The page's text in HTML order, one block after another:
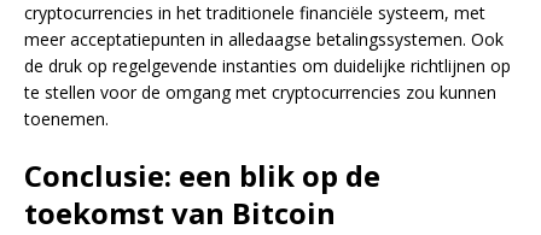
cryptocurrencies in het traditionele financiële systeem, met
meer acceptatiepunten in alledaagse betalingssystemen. Ook
de druk op regelgevende instanties om duidelijke richtlijnen op
te stellen voor de omgang met cryptocurrencies zou kunnen
toenemen.
Conclusie: een blik op de
toekomst van Bitcoin